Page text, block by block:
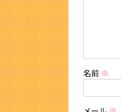
名前 ※